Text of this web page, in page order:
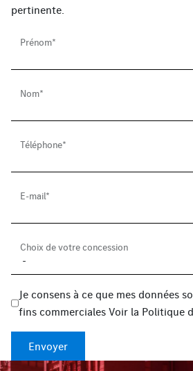
pertinente.
Prénom*
Nom*
Téléphone*
E-mail*
Choix de votre concession
Je consens à ce que mes données
fins commercialesVoir la Politique
Envoyer